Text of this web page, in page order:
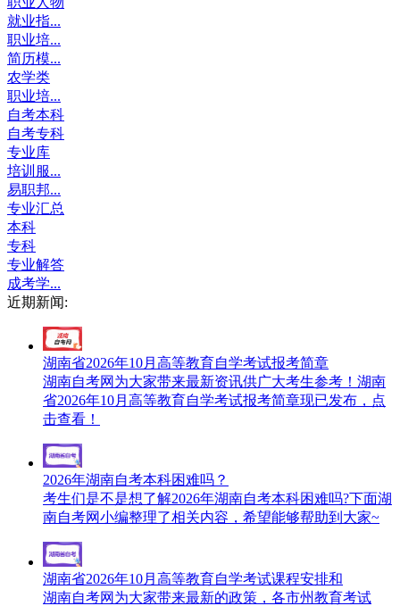
就业指...
职业培...
简历模...
农学类
职业培...
自考本科
自考专科
专业库
培训服...
易职邦...
专业汇总
本科
专科
专业解答
成考学...
近期新闻:
湖南省2026年10月高等教育自学考试报考简章
湖南自考网为大家带来最新资讯供广大考生参考！湖南
省2026年10月高等教育自学考试报考简章现已发布，点
击查看！
2026年湖南自考本科困难吗？
考生们是不是想了解2026年湖南自考本科困难吗?下面湖
南自考网小编整理了相关内容，希望能够帮助到大家~
湖南省2026年10月高等教育自学考试课程安排和
湖南自考网为大家带来最新的政策，各市州教育考试